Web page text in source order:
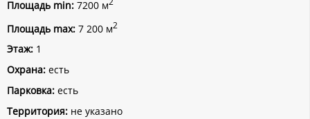
Площадь min: 7200 м
Площадь max: 7 200 м2
Этаж: 1
Охрана: есть
Парковка: есть
Территория: не указано